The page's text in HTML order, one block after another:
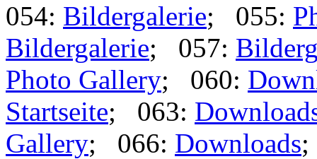
054: Bildergalerie; 055:
Bildergalerie; 057:
Photo Gallery; 060:
Startseite; 063:
Gallery; 066: Downloads